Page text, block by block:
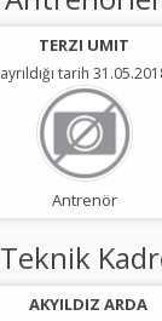
TERZI UMIT
ayrıldığı tarih
Antrenör
Teknik
AKYILDIZ ARDA